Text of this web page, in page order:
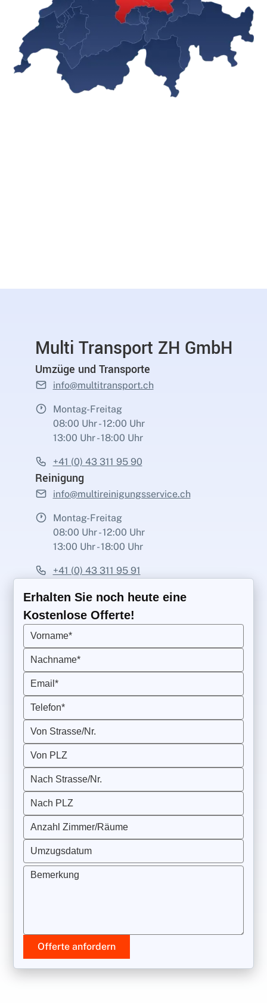
Multi Transport ZH GmbH
Umzüge und Transporte
info@multitransport.ch
Montag-Freitag
08:00 Uhr - 12:00 Uhr
13:00 Uhr - 18:00 Uhr
+41 (0) 43 311 95 90
Reinigung
info@multireinigungsservice.ch
Montag-Freitag
08:00 Uhr - 12:00 Uhr
13:00 Uhr - 18:00 Uhr
+41 (0) 43 311 95 91
Erhalten Sie noch heute eine
Kostenlose Offerte!
Vorname*
Nachname*
Email*
Telefon*
Von Strasse/Nr.
Von PLZ
Nach Strasse/Nr.
Nach PLZ
Anzahl Zimmer/Räume
Umzugsdatum
Bemerkung
Offerte anfordern